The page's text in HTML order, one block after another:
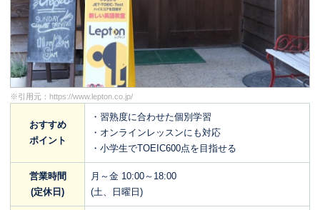
※引用元： https://www.lepton.co.jp/
おすすめ
ポイント
・習熟度に合わせた個別学習
・オンラインレッスンにも対応
・小学生でTOEIC600点を目指せる
営業時間
(定休日)
月～金 10:00～18:00
(土、日曜日)